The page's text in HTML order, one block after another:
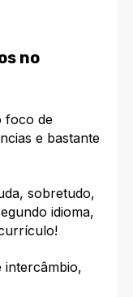
no
foco de
e bastante
sobretudo,
idioma,
intercâmbio,